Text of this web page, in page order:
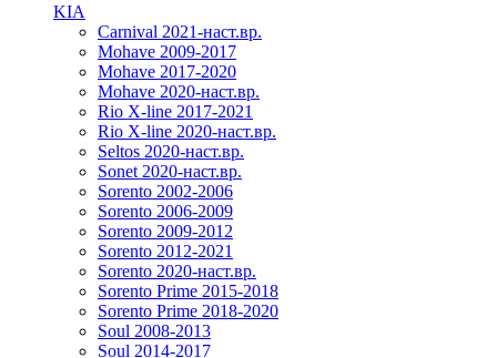
KIA
Carnival 2021-наст.вр.
Mohave 2009-2017
Mohave 2017-2020
Mohave 2020-наст.вр.
Rio X-line 2017-2021
Rio X-line 2020-наст.вр.
Seltos 2020-наст.вр.
Sonet 2020-наст.вр.
Sorento 2002-2006
Sorento 2006-2009
Sorento 2009-2012
Sorento 2012-2021
Sorento 2020-наст.вр.
Sorento Prime 2015-2018
Sorento Prime 2018-2020
Soul 2008-2013
Soul 2014-2017